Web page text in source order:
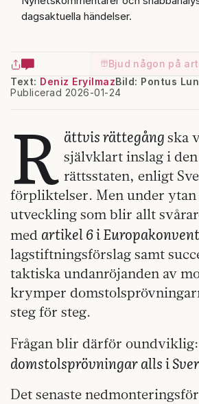
dagsaktuella händelser.
Bjud någon på
Text: Deniz Eryilmaz
Publicerad 2026-01-24
Bild: Pontus
R ättvis rättegångska
självklart inslag i
rättsstaten, enligt
förpliktelser. Men under ytan
utveckling som blir allt
med artikel 6 i
lagstiftningsförslag samt
taktiska undanröjanden av
krymper
steg för steg.
Frågan blir därför oundviklig:
domstolsprövningar alls i
Det senaste